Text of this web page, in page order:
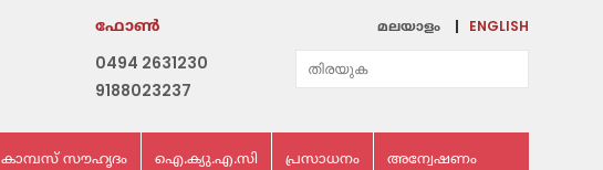
ഫോണ്‍
0494 2631230
9188023237
മലയാളം ENGLISH
കാമ്പസ് സൗഹൃദം ഐ.ക്യു.എ.സി പ്രസാധനം അന്വേഷണം